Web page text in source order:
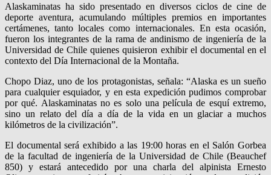
Alaskaminatas ha sido presentado en diversos ciclos de cine de
deporte aventura, acumulando múltiples premios en importantes
certámenes, tanto locales como internacionales. En esta ocasión,
fueron los integrantes de la rama de andinismo de ingeniería de la
Universidad de Chile quienes quisieron exhibir el documental en el
contexto del Día Internacional de la Montaña.
Chopo Diaz, uno de los protagonistas, señala: “Alaska es un sueño
para cualquier esquiador, y en esta expedición pudimos comprobar
por qué. Alaskaminatas no es solo una película de esquí extremo,
sino un relato del día a día de la vida en un glaciar a muchos
kilómetros de la civilización”.
El documental será exhibido a las 19:00 horas en el Salón Gorbea
de la facultad de ingeniería de la Universidad de Chile (Beauchef
850) y estará antecedido por una charla del alpinista Ernesto